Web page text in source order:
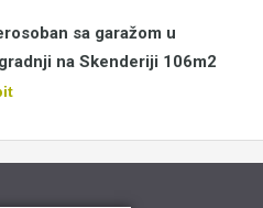
sa garažom u
na Skenderiji 106m2